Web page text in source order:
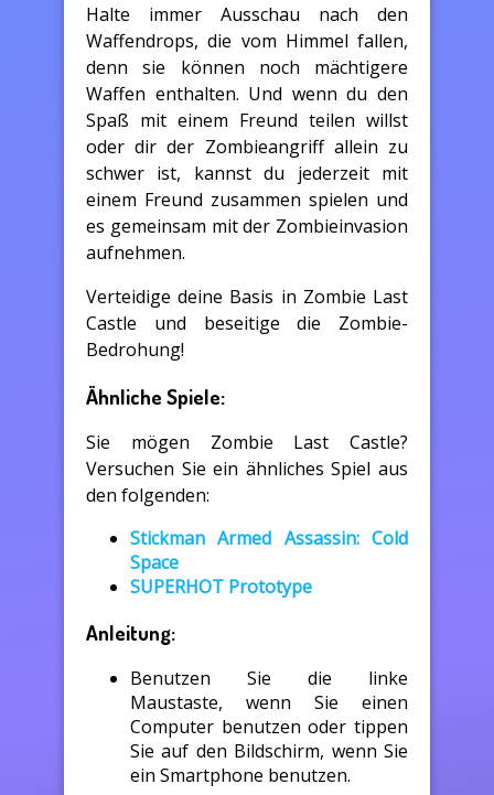
Halte immer Ausschau nach den
Waffendrops, die vom Himmel fallen,
denn sie können noch mächtigere
Waffen enthalten. Und wenn du den
Spaß mit einem Freund teilen willst
oder dir der Zombieangriff allein zu
schwer ist, kannst du jederzeit mit
einem Freund zusammen spielen und
es gemeinsam mit der Zombieinvasion
aufnehmen.
Verteidige deine Basis in Zombie Last
Castle und beseitige die Zombie-
Bedrohung!
Ähnliche Spiele:
Sie mögen Zombie Last Castle?
Versuchen Sie ein ähnliches Spiel aus
den folgenden:
Stickman Armed Assassin: Cold
Space
SUPERHOT Prototype
Anleitung:
Benutzen Sie die linke
Maustaste, wenn Sie einen
Computer benutzen oder tippen
Sie auf den Bildschirm, wenn Sie
ein Smartphone benutzen.